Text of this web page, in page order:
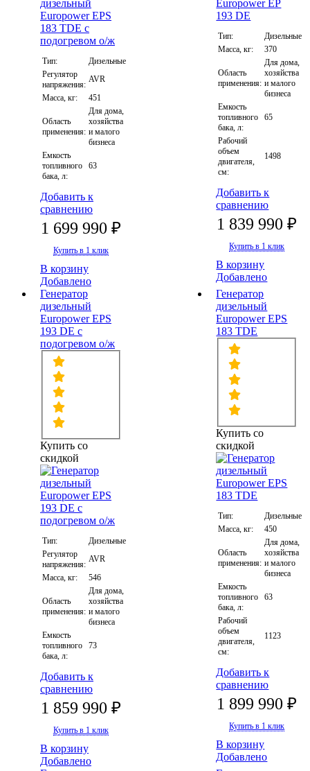
Тип:
Дизельные
Регулятор
напряжения:
AVR
Масса, кг:
451
Область
применения:
Для дома,
хозяйства
и малого
бизнеса
Емкость
топливного
бака, л:
63
Добавить к
сравнению
1 699 990 ₽
Купить в 1 клик
В корзину
Добавлено
Тип:
Дизельные
Масса, кг:
370
Область
применения:
Для дома,
хозяйства
и малого
бизнеса
Емкость
топливного
бака, л:
65
Рабочий
объем
двигателя,
см:
1498
Добавить к
сравнению
1 839 990 ₽
Купить в 1 клик
В корзину
Добавлено
Генератор
дизельный
Europower EPS
193 DE с
подогревом о/ж
Купить со
скидкой
Тип:
Дизельные
Регулятор
напряжения:
AVR
Масса, кг:
546
Область
применения:
Для дома,
хозяйства
и малого
бизнеса
Емкость
топливного
бака, л:
73
Добавить к
сравнению
1 859 990 ₽
Купить в 1 клик
В корзину
Добавлено
Генератор
дизельный
Europower EPS
183 TDE
Купить со
скидкой
Тип:
Дизельные
Масса, кг:
450
Область
применения:
Для дома,
хозяйства
и малого
бизнеса
Емкость
топливного
бака, л:
63
Рабочий
объем
двигателя,
см:
1123
Добавить к
сравнению
1 899 990 ₽
Купить в 1 клик
В корзину
Добавлено